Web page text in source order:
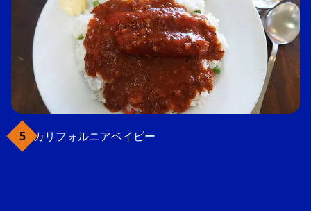
カリフォルニアベイビー